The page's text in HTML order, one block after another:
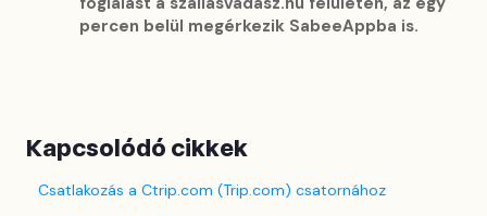
percen belül megérkezik SabeeAppba is.
Kapcsolódó cikkek
Csatlakozás a Ctrip.com (Trip.com) csatornához